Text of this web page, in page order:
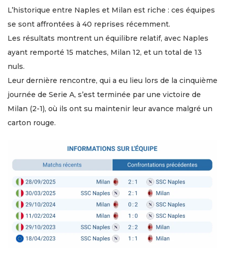
L’historique entre Naples et Milan est riche : ces équipes
se sont affrontées à 40 reprises récemment.
Les résultats montrent un équilibre relatif, avec Naples
ayant remporté 15 matches, Milan 12, et un total de 13
nuls.
Leur dernière rencontre, qui a eu lieu lors de la cinquième
journée de Serie A, s’est terminée par une victoire de
Milan (2-1), où ils ont su maintenir leur avance malgré un
carton rouge.